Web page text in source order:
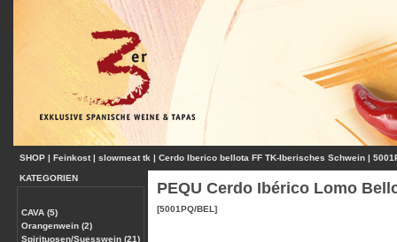
SHOP | Feinkost| slowmeat tk | Cerdo Iberico bellota FF TK-Iberisches Schwein |
KATEGORIEN
CAVA (5)
Orangenwein (2)
Spirituosen/Suesswein (21)
PEQU Cerdo Ibérico Lomo
[5001PQ/BEL]